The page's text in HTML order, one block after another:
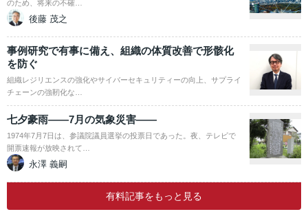
のため、将来の不確…
後藤 茂之
事例研究で有事に備え、組織の体質改善で形骸化
を防ぐ
組織レジリエンスの強化やサイバーセキュリティーの向上、サプライ
チェーンの強靭化な…
七夕豪雨――7月の気象災害――
1974年7月7日は、参議院議員選挙の投票日であった。夜、テレビで
開票速報が放映されて…
永澤 義嗣
有料記事をもっと見る